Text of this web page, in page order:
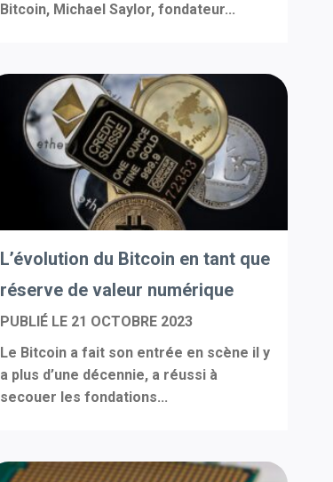
Bitcoin, Michael Saylor, fondateur...
L’évolution du Bitcoin en tant que
réserve de valeur numérique
PUBLIÉ LE 21 OCTOBRE 2023
Le Bitcoin a fait son entrée en scène il y
a plus d’une décennie, a réussi à
secouer les fondations...